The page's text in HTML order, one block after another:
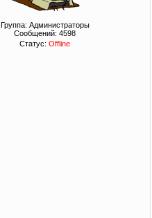
Группа: Администраторы
Сообщений: 4598
Статус: Offline